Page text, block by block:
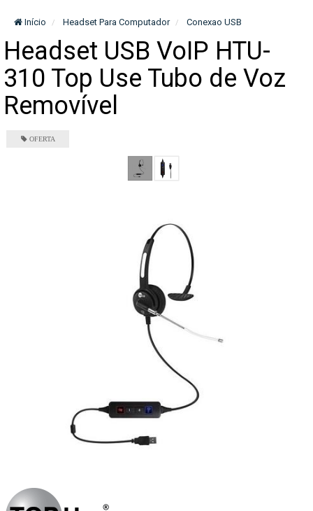
Início Headset Para Computador Conexao USB
Headset USB VoIP HTU-
310 Top Use Tubo de Voz
Removível